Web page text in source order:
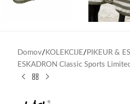
Domov/ KOLEKCIJE/ PIKEUR &
ESKADRON Classic Sports